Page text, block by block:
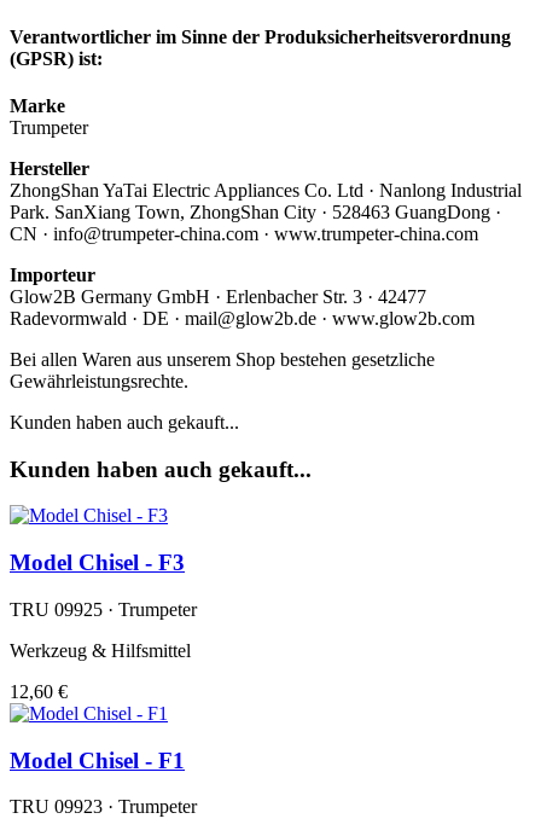
Verantwortlicher im Sinne der Produksicherheitsverordnung
(GPSR) ist:
Marke
Trumpeter
Hersteller
ZhongShan YaTai Electric Appliances Co. Ltd · Nanlong Industrial
Park. SanXiang Town, ZhongShan City · 528463 GuangDong ·
CN · info@trumpeter-china.com · www.trumpeter-china.com
Importeur
Glow2B Germany GmbH · Erlenbacher Str. 3 · 42477
Radevormwald · DE · mail@glow2b.de · www.glow2b.com
Bei allen Waren aus unserem Shop bestehen gesetzliche
Gewährleistungsrechte.
Kunden haben auch gekauft...
Kunden haben auch gekauft...
Model Chisel - F3
TRU 09925 · Trumpeter
Werkzeug & Hilfsmittel
12,60 €
Model Chisel - F1
TRU 09923 · Trumpeter